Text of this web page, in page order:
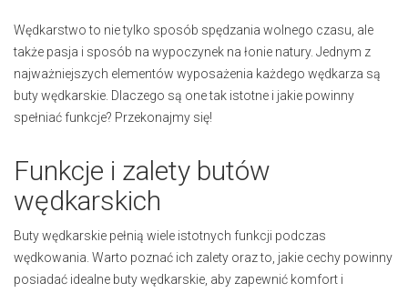
Wędkarstwo to nie tylko sposób spędzania wolnego czasu, ale
także pasja i sposób na wypoczynek na łonie natury. Jednym z
najważniejszych elementów wyposażenia każdego wędkarza są
buty wędkarskie. Dlaczego są one tak istotne i jakie powinny
spełniać funkcje? Przekonajmy się!
Funkcje i zalety butów
wędkarskich
Buty wędkarskie pełnią wiele istotnych funkcji podczas
wędkowania. Warto poznać ich zalety oraz to, jakie cechy powinny
posiadać idealne buty wędkarskie, aby zapewnić komfort i